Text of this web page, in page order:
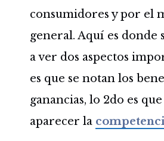
consumidores y por el
general. Aquí es donde
a ver dos aspectos
es que se notan los
ganancias, lo 2do es
aparecer la